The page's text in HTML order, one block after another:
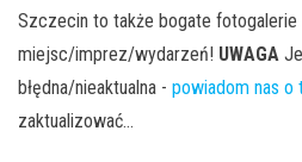
Szczecin to także bogate
miejsc/imprez/wydarzeń! UWAGA
błędna/nieaktualna - powiadom nas o
zaktualizować...